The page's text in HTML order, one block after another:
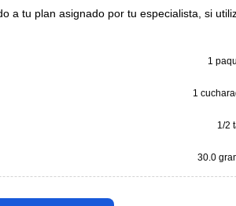
a tu plan asignado por tu especialista, si
1
1
1/2
30.0